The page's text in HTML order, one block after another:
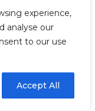
experience,
analyse our
to our use
Accept All
Lester